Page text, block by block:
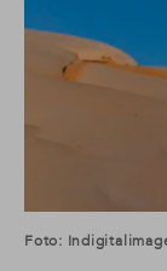
Foto: